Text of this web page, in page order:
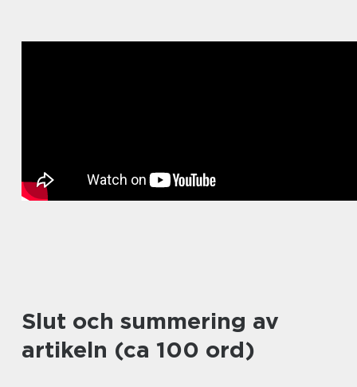
Slut och summering av
artikeln (ca 100 ord)